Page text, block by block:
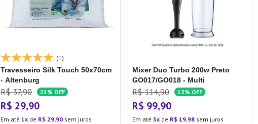
(1)
Travesseiro Silk Touch 50x70cm
- Altenburg
R$ 37,90 21% OFF
R$ 29,90
Em até1 de R$ 29,90 sem juros
Mixer Duo Turbo 200w Preto
GO017/GO018 - Multi
R$ 114,90 13% OFF
R$ 99,90
Em até5 de R$ 19,98 sem juros